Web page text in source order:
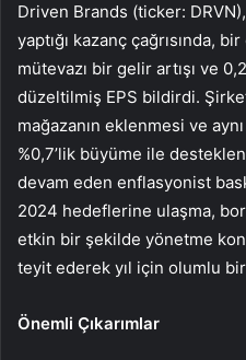
Driven Brands (ticker:
yaptığı kazanç çağrısında,
mütevazı bir gelir artışı ve
düzeltilmiş EPS bildirdi.
mağazanın eklenmesi ve
%0,7’lik büyüme ile
devam eden enflasyonist
2024 hedeflerine ulaşma,
etkin bir şekilde yönetme
teyit ederek yıl için olumlu
Önemli Çıkarımlar